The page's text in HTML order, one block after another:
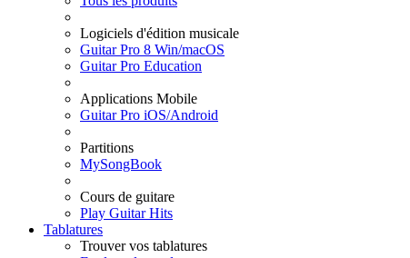
Logiciels d'édition musicale
Guitar Pro 8 Win/macOS
Guitar Pro Education
Applications Mobile
Guitar Pro iOS/Android
Partitions
MySongBook
Cours de guitare
Play Guitar Hits
Tablatures
Trouver vos tablatures